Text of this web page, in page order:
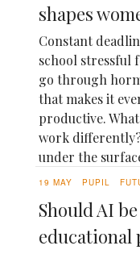
shapes
Constant
school stressful
go through
that makes it
productive.
work
under the
19 MAY PUPIL
Should AI
educational